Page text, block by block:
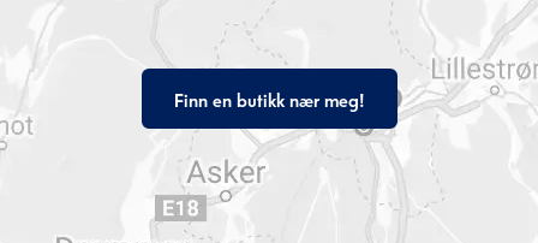
Finn en butikk nær meg!